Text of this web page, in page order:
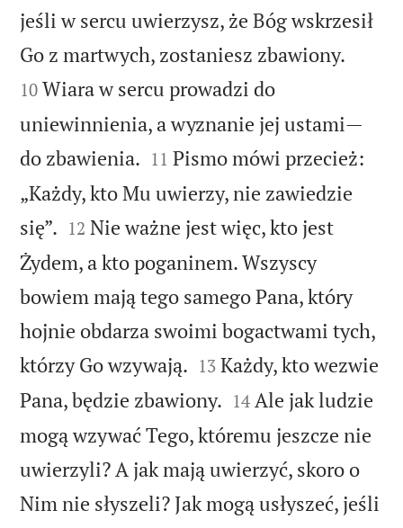
jeśli w sercu uwierzysz, że Bóg wskrzesił
Go z martwych, zostaniesz zbawiony.
10 Wiara w sercu prowadzi do
uniewinnienia, a wyznanie jej ustami—
do zbawienia. 

11 Pismo mówi przecież:
„Każdy, kto Mu uwierzy, nie zawiedzie
się”. 

12 Nie ważne jest więc, kto jest
Żydem, a kto poganinem. Wszyscy
bowiem mają tego samego Pana, który
hojnie obdarza swoimi bogactwami tych,
którzy Go wzywają. 

13 Każdy, kto wezwie
Pana, będzie zbawiony. 

14 Ale jak ludzie
mogą wzywać Tego, któremu jeszcze nie
uwierzyli? A jak mają uwierzyć, skoro o
Nim nie słyszeli? Jak mogą usłyszeć, jeśli